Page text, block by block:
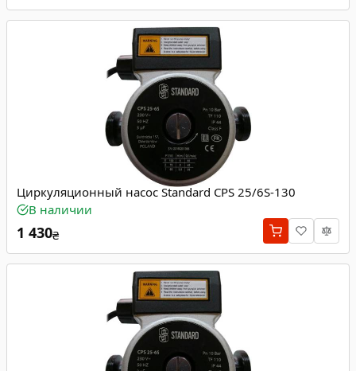
Циркуляционный насос Standard CPS 25/6S-130
В наличии
1 430₴